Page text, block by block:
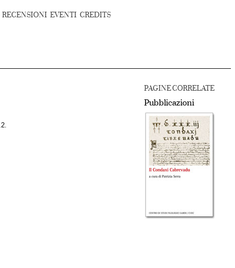
RECENSIONI EVENTI CREDITS
PAGINE CORRELATE
Pubblicazioni